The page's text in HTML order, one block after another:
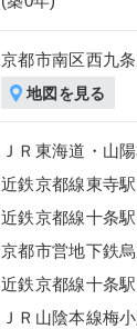
京都市南区西九
地図を見る
ＪＲ東海道・山
近鉄京都線東寺
近鉄京都線十条
京都市営地下鉄
近鉄京都線十条
ＪＲ山陰本線梅